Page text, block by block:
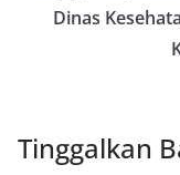
Dinas
Tinggalkan